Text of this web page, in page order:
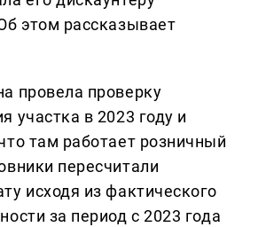
этом рассказывает
провела проверку
участка в 2023 году и
там работает розничный
пересчитали
исходя из фактического
за период с 2023 года